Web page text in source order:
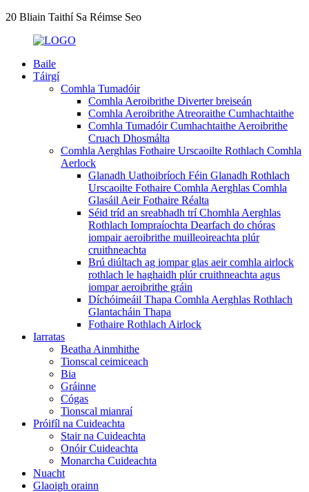
20 Bliain Taithí Sa Réimse Seo
Baile
Táirgí
Comhla Tumadóir
Comhla Aeroibrithe Diverter breiseán
Comhla Aeroibrithe Atreoraithe Cumhachtaithe
Comhla Tumadóir Cumhachtaithe Aeroibrithe
Cruach Dhosmálta
Comhla Aerghlas Fothaire Urscaoilte Rothlach Comhla
Aerlock
Glanadh Uathoibríoch Féin Glanadh Rothlach
Urscaoilte Fothaire Comhla Aerghlas Comhla
Glasáil Aeir Fothaire Réalta
Séid tríd an sreabhadh trí Chomhla Aerghlas
Rothlach Iompraíochta Dearfach do chóras
iompair aeroibrithe muilleoireachta plúr
cruithneachta
Brú diúltach ag iompar glas aeir comhla airlock
rothlach le haghaidh plúr cruithneachta agus
iompar aeroibrithe gráin
Díchóimeáil Thapa Comhla Aerghlas Rothlach
Glantacháin Thapa
Fothaire Rothlach Airlock
Iarratas
Beatha Ainmhithe
Tionscal ceimiceach
Bia
Gráinne
Cógas
Tionscal mianraí
Próifíl na Cuideachta
Stair na Cuideachta
Onóir Cuideachta
Monarcha Cuideachta
Nuacht
Glaoigh orainn